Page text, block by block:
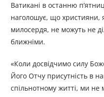
Ватикані в останню
наголошує, що християни,
милосердя, не можуть не
ближніми.
«Коли досвідчимо силу
Його Отчу присутність в
спільнотному житті, ми